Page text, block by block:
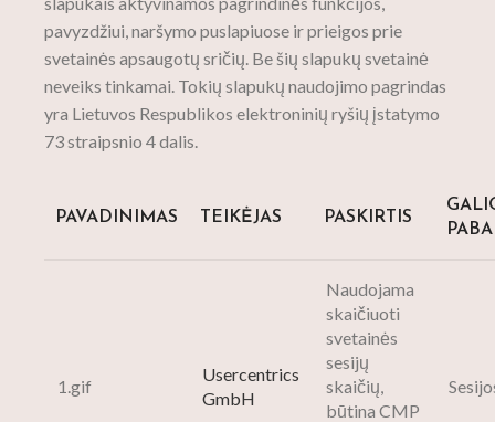
pavyzdžiui, naršymo puslapiuose ir prieigos prie
svetainės apsaugotų sričių. Be šių slapukų svetainė
neveiks tinkamai. Tokių slapukų naudojimo pagrindas
yra Lietuvos Respublikos elektroninių ryšių įstatymo
73 straipsnio 4 dalis.
PAVADINIMAS TEIKĖJAS PASKIRTIS
1.gif
Usercentrics
GmbH
Naudojama
skaičiuoti
svetainės
sesijų
skaičių,
būtina CMP